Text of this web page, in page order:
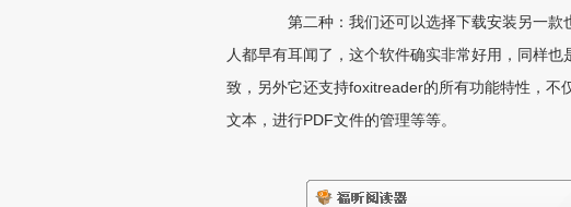
第二种：我们还可以选择下载安装另一款
人都早有耳闻了，这个软件确实非常好用，同样
致，另外它还支持foxitreader的所有功能特性，不
文本，进行PDF文件的管理等等。